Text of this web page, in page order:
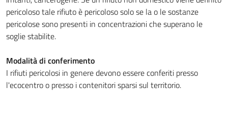
pericoloso tale rifiuto è pericoloso solo se la o le sostanze
pericolose sono presenti in concentrazioni che superano le
soglie stabilite.
Modalità di conferimento
I rifiuti pericolosi in genere devono essere conferiti presso
l'ecocentro o presso i contenitori sparsi sul territorio.